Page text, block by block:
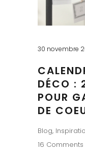
30 novembre
DÉCO :
POUR
DE
Blog,
16 Comments